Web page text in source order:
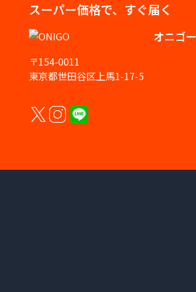
スーパー価格で、すぐ届く
オニゴー
〒154-0011
東京都世田谷区上馬1-17-5